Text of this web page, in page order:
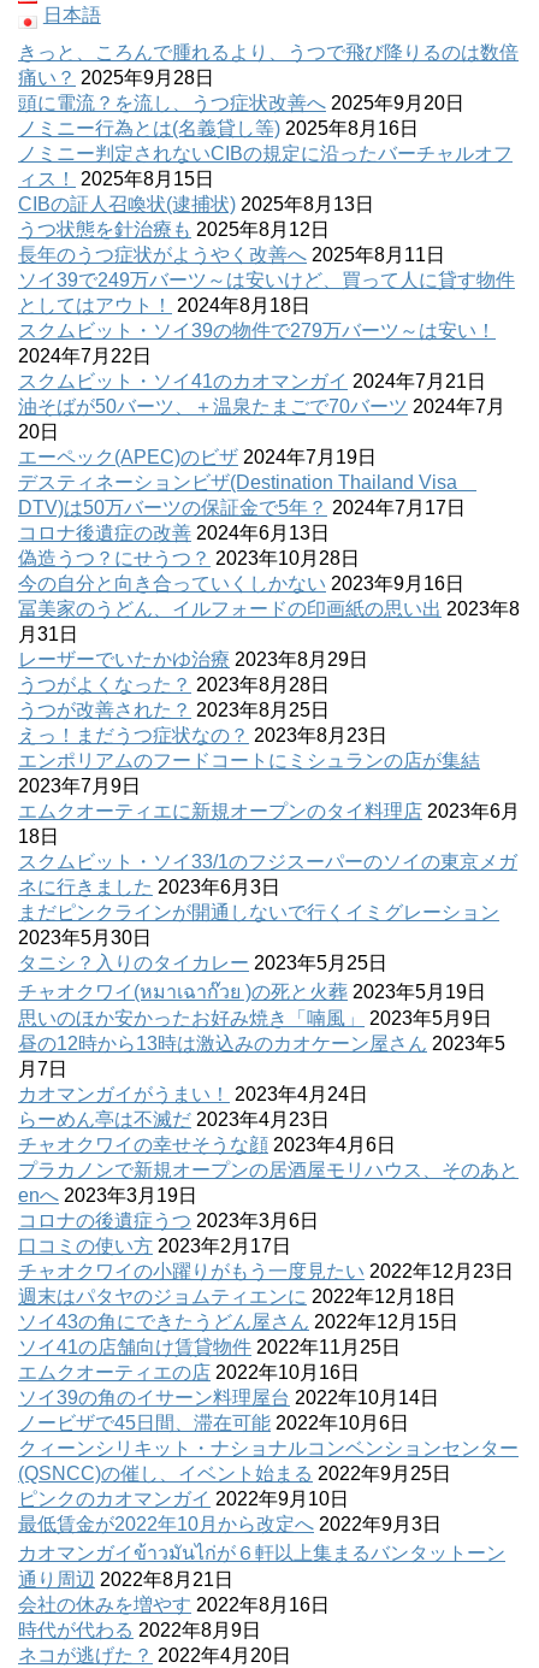
日本語
きっと、ころんで腫れるより、うつで飛び降りるのは数倍
痛い？ 2025年9月28日
頭に電流？を流し、うつ症状改善へ 2025年9月20日
ノミニー行為とは(名義貸し等) 2025年8月16日
ノミニー判定されないCIBの規定に沿ったバーチャルオフ
ィス！
2025年8月15日
CIBの証人召喚状(逮捕状) 2025年8月13日
うつ状態を針治療も 2025年8月12日
長年のうつ症状がようやく改善へ 2025年8月11日
ソイ39で249万バーツ～は安いけど、買って人に貸す物件
としてはアウト！
2024年8月18日
スクムビット・ソイ39の物件で279万バーツ～は安い！
2024年7月22日
スクムビット・ソイ41のカオマンガイ 2024年7月21日
油そばが50バーツ、＋温泉たまごで70バーツ 2024年7月
20日
エーペック(APEC)のビザ 2024年7月19日
デスティネーションビザ(Destination Thailand Visa
DTV)は50万バーツの保証金で5年？ 2024年7月17日
コロナ後遺症の改善 2024年6月13日
偽造うつ？にせうつ？ 2023年10月28日
今の自分と向き合っていくしかない 2023年9月16日
冨美家のうどん、イルフォードの印画紙の思い出 2023年8
月31日
レーザーでいたかゆ治療 2023年8月29日
うつがよくなった？ 2023年8月28日
うつが改善された？ 2023年8月25日
えっ！まだうつ症状なの？ 2023年8月23日
エンポリアムのフードコートにミシュランの店が集結
2023年7月9日
エムクオーティエに新規オープンのタイ料理店 2023年6月
18日
スクムビット・ソイ33/1のフジスーパーのソイの東京メガ
ネに行きました 2023年6月3日
まだピンクラインが開通しないで行くイミグレーション
2023年5月30日
タニシ？入りのタイカレー 2023年5月25日
チャオクワイ(หมาเฉาก๊วย )の死と火葬 2023年5月19日
思いのほか安かったお好み焼き「喃風」
2023年5月9日
昼の12時から13時は激込みのカオケーン屋さん 2023年5
月7日
カオマンガイがうまい！
2023年4月24日
らーめん亭は不滅だ 2023年4月23日
チャオクワイの幸せそうな顔 2023年4月6日
プラカノンで新規オープンの居酒屋モリハウス、そのあと
enへ 2023年3月19日
コロナの後遺症うつ 2023年3月6日
口コミの使い方 2023年2月17日
チャオクワイの小躍りがもう一度見たい 2022年12月23日
週末はパタヤのジョムティエンに 2022年12月18日
ソイ43の角にできたうどん屋さん 2022年12月15日
ソイ41の店舗向け賃貸物件 2022年11月25日
エムクオーティエの店 2022年10月16日
ソイ39の角のイサーン料理屋台 2022年10月14日
ノービザで45日間、滞在可能 2022年10月6日
クィーンシリキット・ナショナルコンベンションセンター
(QSNCC)の催し、イベント始まる 2022年9月25日
ピンクのカオマンガイ 2022年9月10日
最低賃金が2022年10月から改定へ 2022年9月3日
カオマンガイข้าวมันไก่が６軒以上集まるバンタットーン
通り周辺 2022年8月21日
会社の休みを増やす 2022年8月16日
時代が代わる 2022年8月9日
ネコが逃げた？ 2022年4月20日